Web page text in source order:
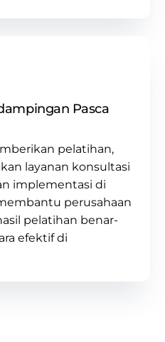
Pasca
pelatihan,
layanan konsultasi
implementasi di
perusahaan
pelatihan benar-
efektif di